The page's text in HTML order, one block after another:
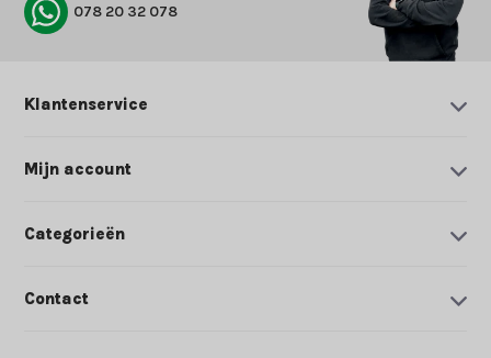
078 20 32 078
Klantenservice
Mijn account
Categorieën
Contact